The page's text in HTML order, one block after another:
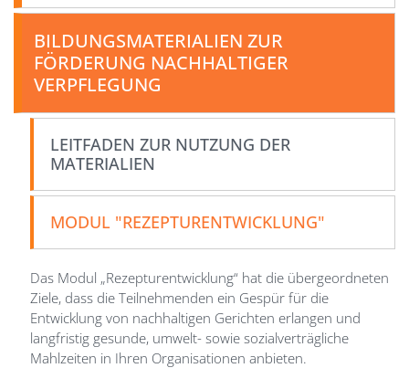
BILDUNGSMATERIALIEN ZUR
FÖRDERUNG NACHHALTIGER
VERPFLEGUNG
LEITFADEN ZUR NUTZUNG DER
MATERIALIEN
MODUL "REZEPTURENTWICKLUNG"
Das Modul „Rezepturentwicklung“ hat die übergeordneten
Ziele, dass die Teilnehmenden ein Gespür für die
Entwicklung von nachhaltigen Gerichten erlangen und
langfristig gesunde, umwelt- sowie sozialverträgliche
Mahlzeiten in Ihren Organisationen anbieten.